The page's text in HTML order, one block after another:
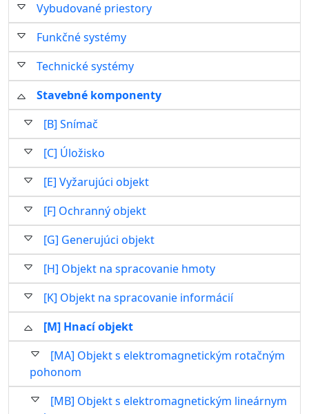
Vybudované priestory
Funkčné systémy
Technické systémy
Stavebné komponenty
[B] Snímač
[C] Úložisko
[E] Vyžarujúci objekt
[F] Ochranný objekt
[G] Generujúci objekt
[H] Objekt na spracovanie hmoty
[K] Objekt na spracovanie informácií
[M] Hnací objekt
[MA] Objekt s elektromagnetickým rotačným
pohonom
[MB] Objekt s elektromagnetickým lineárnym